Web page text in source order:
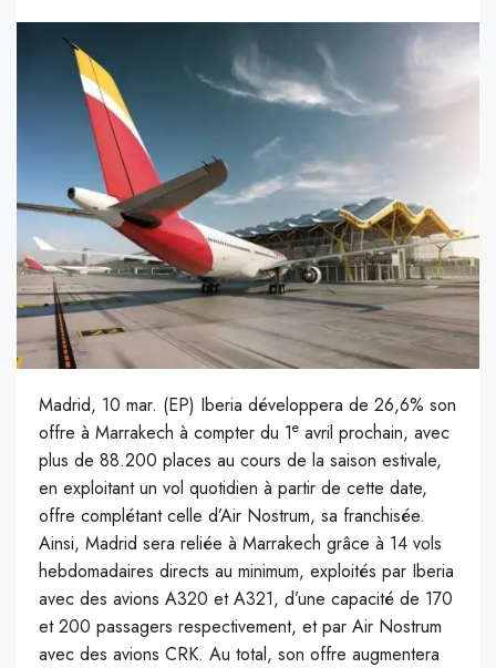
Madrid, 10 mar. (EP) Iberia développera de 26,6% son
offre à Marrakech à compter du 1e avril prochain, avec
plus de 88.200 places au cours de la saison estivale,
en exploitant un vol quotidien à partir de cette date,
offre complétant celle d’Air Nostrum, sa franchisée.
Ainsi, Madrid sera reliée à Marrakech grâce à 14 vols
hebdomadaires directs au minimum, exploités par Iberia
avec des avions A320 et A321, d’une capacité de 170
et 200 passagers respectivement, et par Air Nostrum
avec des avions CRK. Au total, son offre augmentera